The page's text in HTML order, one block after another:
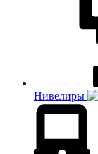
Нивелиры